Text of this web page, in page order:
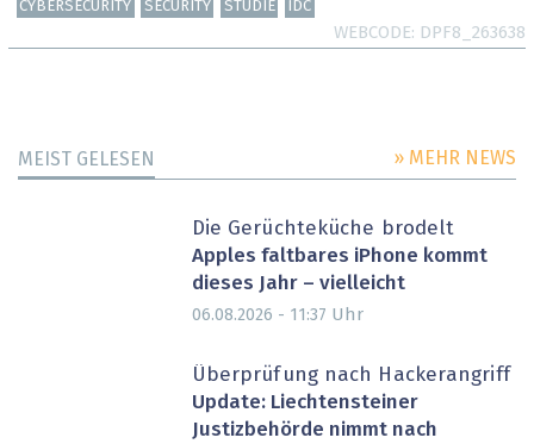
CYBERSECURITY SECURITY STUDIE IDC
WEBCODE DPF8_263638
MEIST GELESEN » MEHR NEWS
Die Gerüchteküche brodelt
Apples faltbares iPhone kommt
dieses Jahr – vielleicht
06.08.2026 - 11:37 Uhr
Überprüfung nach Hackerangriff
Update: Liechtensteiner
Justizbehörde nimmt nach